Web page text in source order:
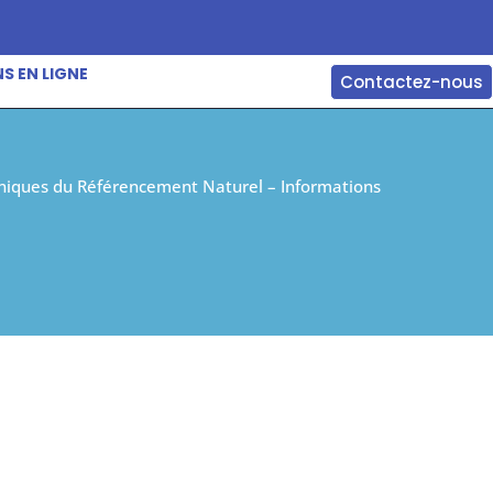
EN LIGNE Contactez-nous
du Référencement Naturel – Informations